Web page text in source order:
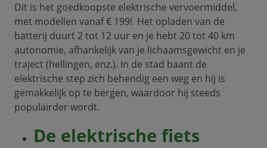
Dit is het goedkoopste elektrische vervoermiddel,
met modellen vanaf € 199! Het opladen van de
batterij duurt 2 tot 12 uur en je hebt 20 tot 40 km
autonomie, afhankelijk van je lichaamsgewicht en je
traject (hellingen, enz.). In de stad baant de
elektrische step zich behendig een weg en hij is
gemakkelijk op te bergen, waardoor hij steeds
populairder wordt.
De elektrische fiets